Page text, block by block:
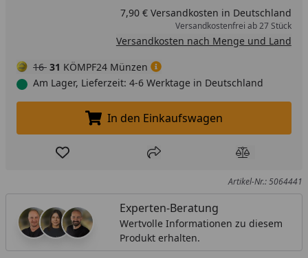
7,90 € Versandkosten in Deutschland
Versandkostenfrei ab 27 Stück
Versandkosten nach Menge und Land
16 31 KÖMPF24 Münzen
Am Lager, Lieferzeit: 4-6 Werktage in Deutschland
In den Einkaufswagen legen
In den Einkaufswagen
Produkt zur Wunschliste hinzufügen
Teilen Produkt
Artikel-Nr.: 5064441
Experten-Beratung
Wertvolle Informationen zu diesem
Produkt erhalten.